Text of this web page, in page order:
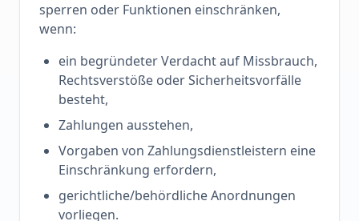
sperren oder Funktionen einschränken,
wenn:
ein begründeter Verdacht auf Missbrauch,
Rechtsverstöße oder Sicherheitsvorfälle
besteht,
Zahlungen ausstehen,
Vorgaben von Zahlungsdienstleistern eine
Einschränkung erfordern,
gerichtliche/behördliche Anordnungen
vorliegen.